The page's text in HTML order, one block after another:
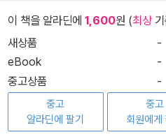
이 책을 알라딘에 1,600원 (최상기
새상품
-
eBook
-
중고상품 -
중고
알라딘에 팔기
중고
회원에게